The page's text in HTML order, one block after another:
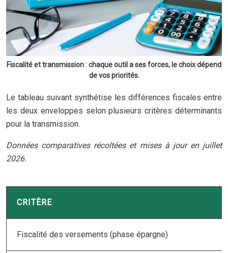
Fiscalité et transmission : chaque outil a ses forces, le choix dépend
de vos priorités.
Le tableau suivant synthétise les différences fiscales entre
les deux enveloppes selon plusieurs critères déterminants
pour la transmission.
Données comparatives récoltées et mises à jour en juillet
2026.
CRITÈRE
Fiscalité des versements (phase épargne)